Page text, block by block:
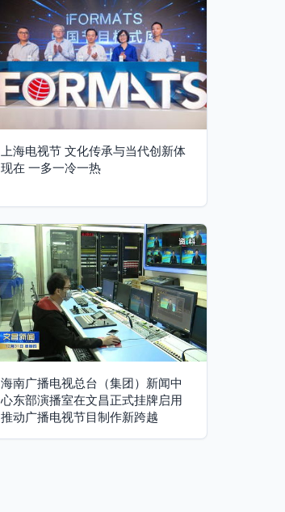
上海电视节 文化传承与当代创新体
现在 一多一冷一热
海南广播电视总台（集团）新闻中
心东部演播室在文昌正式挂牌启用
推动广播电视节目制作新跨越